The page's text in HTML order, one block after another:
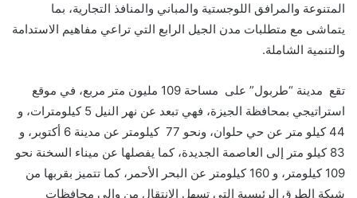
المتنوعة والمرافق اللوجستية والمباني والمنافذ التجارية، بما
يتماشى مع متطلبات مدن الجيل الرابع التي تراعي مفاهيم الاستدامة
والتنمية الشاملة.
تقع مدينة “طربول” على مساحة 109 مليون متر مربع، في موقع
استراتيجي بمحافظة الجيزة، فهي تبعد عن نهر النيل 5 كيلومترات، و
44 كيلو متر عن حي حلوان، ونحو 77 كيلومتر عن مدينة 6 أكتوبر، و
83 كيلو متر إلى العاصمة الجديدة، كما يفصلها عن ميناء السخنة نحو
109 كيلومتر، و 160 كيلومتر عن البحر الأحمر، كما تتميز بقربها من
شبكة الطرق الرئيسية التي تسهل الانتقال من وإلى محافظات